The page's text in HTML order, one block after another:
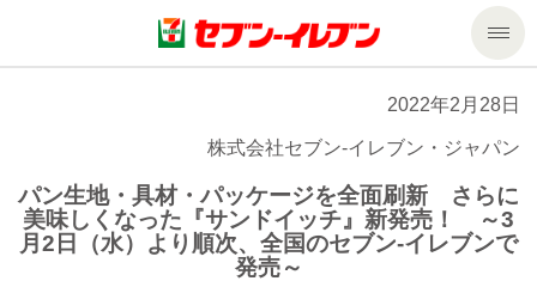
今週の新商品
サービス
2022年2月28日
株式会社セブン‐イレブン・ジャパン
パン生地・具材・パッケージを全面刷新 さらに
美味しくなった『サンドイッチ』新発売！ ～3
月2日（水）より順次、全国のセブン‐イレブンで
発売～